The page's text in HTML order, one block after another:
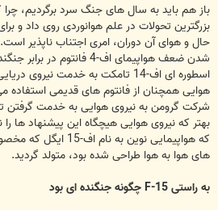
باز هم باید به سال های جنگ سرد برگردیم،
بزرگترین تحولات در علم هوانوردی روی داد و
حال و هوای آن دوران، امری اجتناب ناپذیر
شدن ضعف هواپیمای اف-4
اسطوره ای اف-14 تامکت به خدمت نیروی
هوایی همچنان از فانتوم های قدیمی استفاده
شرکت گرومن به نیروی هوایی به خدمت گرفتن
بهتر که نیروی هوایی هیچگاه این پیشنهاد ها
که هواپیمایی نوین به
های هوا به هوا طراحی شده بود، متولد گردید.
به راستی F-15 چگونه جنگنده ای بود